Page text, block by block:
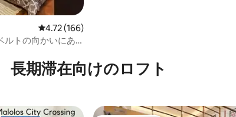
平均評価
レビュー166件、5つ星中4.72つ星の平均評価
4.72 (166)
ルトの向かいにあ
長期滞在向けのロフト